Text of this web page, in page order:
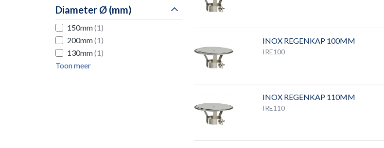
Diameter Ø (mm)
150mm(1)
200mm(1)
130mm(1)
Toon meer
INOX REGENKAP 100MM
IRE100
INOX REGENKAP 110MM
IRE110